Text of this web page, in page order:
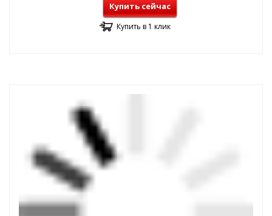
Купить сейчас
Купить в 1 клик